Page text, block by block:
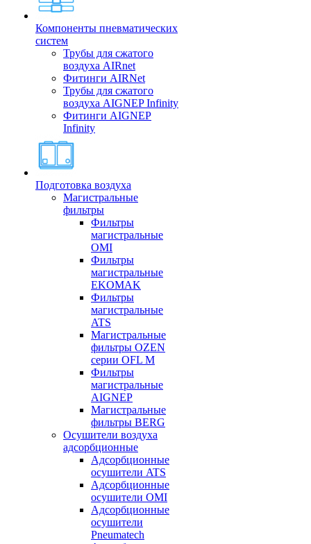
Компоненты пневматических
систем
Трубы для сжатого
воздуха AIRnet
Фитинги AIRNet
Трубы для сжатого
воздуха AIGNEP Infinity
Фитинги AIGNEP
Infinity
Подготовка воздуха
Магистральные
фильтры
Фильтры
магистральные
OMI
Фильтры
магистральные
EKOMAK
Фильтры
магистральные
ATS
Магистральные
фильтры OZEN
серии OFL M
Фильтры
магистральные
AIGNEP
Магистральные
фильтры BERG
Осушители воздуха
адсорбционные
Адсорбционные
осушители ATS
Адсорбционные
осушители OMI
Адсорбционные
осушители
Pneumatech